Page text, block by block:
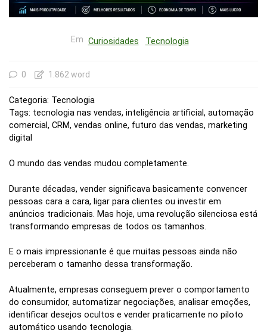
Em Curiosidades Tecnologia
0 1.862 word
Categoria: Tecnologia
Tags: tecnologia nas vendas, inteligência artificial, automação
comercial, CRM, vendas online, futuro das vendas, marketing
digital
O mundo das vendas mudou completamente.
Durante décadas, vender significava basicamente convencer
pessoas cara a cara, ligar para clientes ou investir em
anúncios tradicionais. Mas hoje, uma revolução silenciosa está
transformando empresas de todos os tamanhos.
E o mais impressionante é que muitas pessoas ainda não
perceberam o tamanho dessa transformação.
Atualmente, empresas conseguem prever o comportamento
do consumidor, automatizar negociações, analisar emoções,
identificar desejos ocultos e vender praticamente no piloto
automático usando tecnologia.